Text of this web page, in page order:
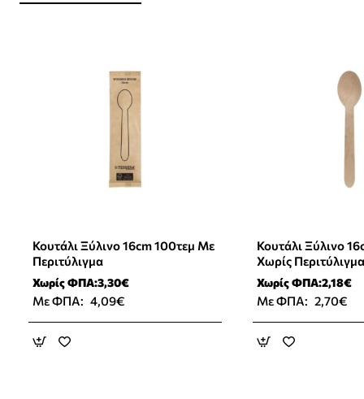
Κουτάλι Ξύλινο 16cm 100τεμ Με
Περιτύλιγμα
Χωρίς ΦΠΑ:3,30€
Με ΦΠΑ: 4,09€
Κουτάλι Ξύλινο
Χωρίς Περιτύλιγμα
Χωρίς ΦΠΑ:2,18€
Με ΦΠΑ: 2,70€